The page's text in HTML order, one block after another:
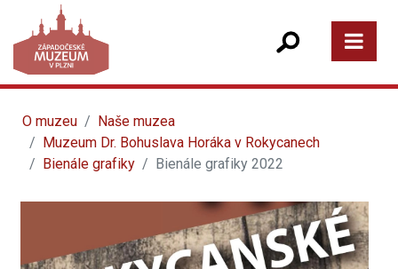
O muzeu
Naše muzea
Muzeum Dr. Bohuslava Horáka v Rokycanech
Bienále grafiky
Bienále grafiky 2022